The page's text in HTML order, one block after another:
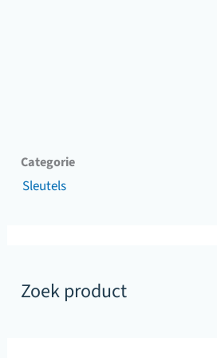
Categorie
Sleutels
Zoek product